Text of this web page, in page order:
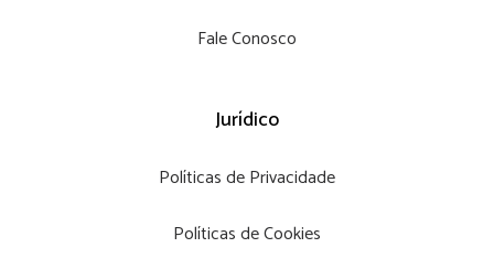
Fale Conosco
Jurídico
Políticas de Privacidade
Políticas de Cookies